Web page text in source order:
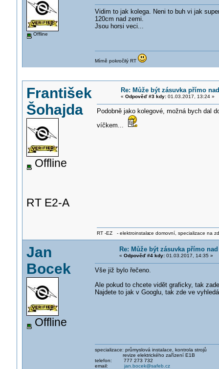
Offline
Vidim to jak kolega. Neni to buh vi jak
120cm nad zemi.
Jsou horsi veci...
Mírně pokročilý RT
František
Šohajda
Offline
RT E2-A
Re: Může být zásuvka přímo
« Odpověď #3 kdy:01.03.2017, 13:24 »
Podobně jako kolegové, možná bych dal
víčkem...
RT -EZ - elektroinstalace domovní, specializace na
Jan
Bocek
Offline
Re: Může být zásuvka přímo
« Odpověď #4 kdy:01.03.2017, 14:35 »
Vše již bylo řečeno.
Ale pokud to chcete vidět graficky, tak
Najdete to jak v Googlu, tak zde ve
specializace: průmyslová instalace, kontrola strojů
revize elektrického zařízení E1B
telefon: 777 273 732
email: jan.bocek@safeb.cz